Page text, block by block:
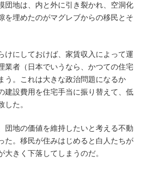
団地は、内と外に引き裂かれ、空洞化
を埋めたのがマグレブからの移民とそ
けにしておけば、家賃収入によって運
業者（日本でいうなら、かつての住宅
う。これは大きな政治問題になるか
建設費用を住宅手当に振り替えて、低
した。
団地の価値を維持したいと考える不動
た。移民が住みはじめると白人たちが
大きく下落してしまうのだ。